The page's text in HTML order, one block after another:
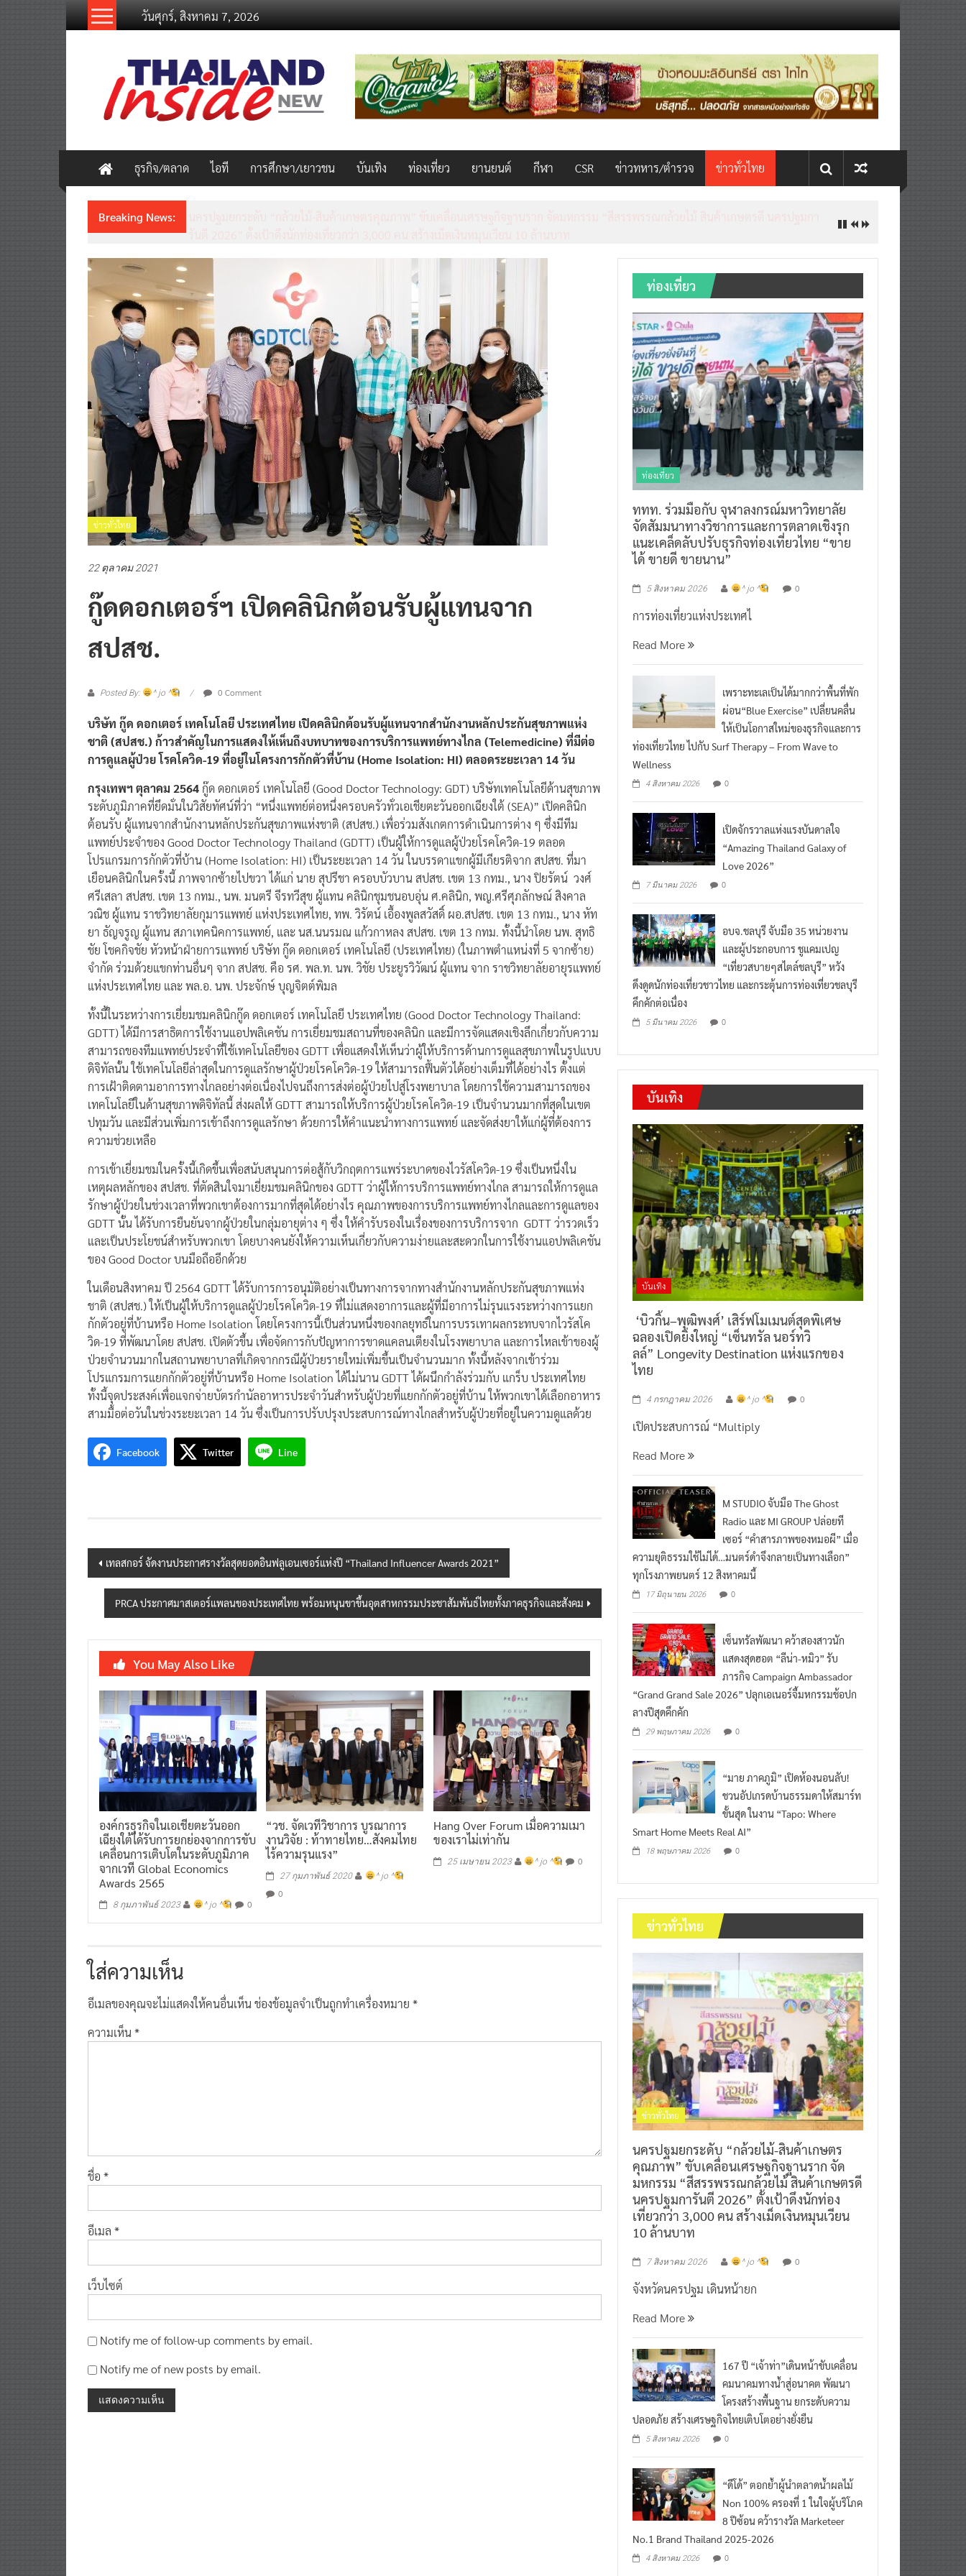
วันศุกร์, สิงหาคม 7, 2026
thailandinsidenew.com
Thailand
Inside
New
ธุรกิจ/ตลาด ไอที การศึกษา/เยาวชน บันเทิง ท่องเที่ยว ยานยนต์ กีฬา CSR ข่าวทหาร/ตำรวจ ข่าวทั่วไทย
Breaking News:
ข่าวทั่วไทย
กู๊ดดอกเตอร์ฯ เปิดคลินิกต้อนรับผู้แทนจาก
สปสช.
บริษัท กู๊ด ดอกเตอร์ เทคโนโลยี ประเทศไทย เปิดคลินิกต้อนรับผู้แทนจากสำนักงานหลักประกันสุขภาพแห่ง
ชาติ (สปสช.)ก้าวสำคัญในการแสดงให้เห็นถึงบทบาทของการบริการแพทย์ทางไกล (Telemedicine) ที่มีต่อ
การดูแลผู้ป่วย โรคโควิด-19 ที่อยู่ในโครงการกักตัวที่บ้าน (Home Isolation: HI) ตลอดระยะเวลา 14 วัน
กู๊ด ดอกเตอร์ เทคโนโลยี (Good Doctor Technology: GDT) บริษัทเทคโนโลยีด้านสุขภาพ
ระดับภูมิภาคที่ยึดมั่นในวิสัยทัศน์ที่ว่า “หนึ่งแพทย์ต่อหนึ่งครอบครัวทั่วเอเชียตะวันออกเฉียงใต้ (SEA)” เปิดคลินิก
ต้อนรับ ผู้แทนจากสำนักงานหลักประกันสุขภาพแห่งชาติ (สปสช.) เพื่อร่วมสังเกตการดำเนินการต่าง ๆ ซึ่งมีทีม
แพทย์ประจำของ Good Doctor Technology Thailand (GDTT) เป็นผู้ให้การดูแลผู้ป่วยโรคโควิด-19 ตลอด
โปรแกรมการกักตัวที่บ้าน (Home Isolation: HI) เป็นระยะเวลา 14 วัน ในบรรดาแขกผู้มีเกียรติจาก สปสช. ที่มา
เยือนคลินิกในครั้งนี้ ภาพจากซ้ายไปขวา ได้แก่ นาย สุปรีชา ครอบบัวบาน สปสช. เขต 13 กทม., นาง ปิยรัตน์ วงศ์
ศรีเสลา สปสช. เขต 13 กทม., นพ. มนตรี จีรทวีสุข ผู้แทน คลินิกชุมชนอบอุ่น ศ.คลินิก, พญ.ศรีศุภลักษณ์ สิงคาล
วณิช ผู้แทน ราชวิทยาลัยกุมารแพทย์ แห่งประเทศไทย, ทพ. วิรัตน์ เอื้องพูลสวัสดิ์ ผอ.สปสช. เขต 13 กทม., นาง หัท
ยา ธัญจรูญ ผู้แทน สภาเทคนิคการแพทย์, และ นส.นนรมณ แก้วกาหลง สปสช. เขต 13 กทม. ทั้งนี้นำโดย นพ. สุทธิ
ชัย โชคกิจชัย หัวหน้าฝ่ายการแพทย์ บริษัท กู๊ด ดอกเตอร์ เทคโนโลยี (ประเทศไทย) (ในภาพตำแหน่งที่ 5 จากซ้าย)
จำกัด ร่วมด้วยแขกท่านอื่นๆ จาก สปสช. คือ รศ. พล.ท. นพ. วิชัย ประยูรวิวัฒน์ ผู้แทน จาก ราชวิทยาลัยอายุรแพทย์
แห่งประเทศไทย และ พล.อ. นพ. ประจักษ์ บุญจิตต์พิมล
ทั้งนี้ในระหว่างการเยี่ยมชมคลินิกกู๊ด ดอกเตอร์ เทคโนโลยี ประเทศไทย (Good Doctor Technology Thailand:
GDTT) ได้มีการสาธิตการใช้งานแอปพลิเคชัน การเยี่ยมชมสถานที่ของคลินิก และมีการจัดแสดงเชิงลึกเกี่ยวกับความ
สามารถของทีมแพทย์ประจำที่ใช้เทคโนโลยีของ GDTT เพื่อแสดงให้เห็นว่าผู้ให้บริการด้านการดูแลสุขภาพในรูปแบบ
ดิจิทัลนั้น ใช้เทคโนโลยีล่าสุดในการดูแลรักษาผู้ป่วยโรคโควิด-19 ให้สามารถฟื้นตัวได้อย่างเต็มที่ได้อย่างไร ตั้งแต่
การเฝ้าติดตามอาการทางไกลอย่างต่อเนื่องไปจนถึงการส่งต่อผู้ป่วยไปสู่โรงพยาบาล โดยการใช้ความสามารถของ
เทคโนโลยีในด้านสุขภาพดิจิทัลนี้ ส่งผลให้ GDTT สามารถให้บริการผู้ป่วยโรคโควิด-19 เป็นจำนวนมากที่สุดในเขต
ปทุมวัน และมีส่วนเพิ่มการเข้าถึงการดูแลรักษา ด้วยการให้คำแนะนำทางการแพทย์ และจัดส่งยาให้แก่ผู้ที่ต้องการ
ความช่วยเหลือ
การเข้าเยี่ยมชมในครั้งนี้เกิดขึ้นเพื่อสนับสนุนการต่อสู้กับวิกฤตการแพร่ระบาดของไวรัสโควิด-19 ซึ่งเป็นหนึ่งใน
เหตุผลหลักของ สปสช. ที่ตัดสินใจมาเยี่ยมชมคลินิกของ GDTT ว่าผู้ให้การบริการแพทย์ทางไกล สามารถให้การดูแล
รักษาผู้ป่วยในช่วงเวลาที่พวกเขาต้องการมากที่สุดได้อย่างไร คุณภาพของการบริการแพทย์ทางไกลและการดูแลของ
GDTT นั้น ได้รับการยืนยันจากผู้ป่วยในกลุ่มอายุต่าง ๆ ซึ่ง ให้คำรับรองในเรื่องของการบริการจาก GDTT ว่ารวดเร็ว
และเป็นประโยชน์สำหรับพวกเขา โดยบางคนยังให้ความเห็นเกี่ยวกับความง่ายและสะดวกในการใช้งานแอปพลิเคชัน
ของ Good Doctor บนมือถืออีกด้วย
ในเดือนสิงหาคม ปี 2564 GDTT ได้รับการการอนุมัติอย่างเป็นทางการจากทางสำนักงานหลักประกันสุขภาพแห่ง
ชาติ (สปสช.) ให้เป็นผู้ให้บริการดูแลผู้ป่วยโรคโควิด-19 ที่ไม่แสดงอาการและผู้ที่มีอาการไม่รุนแรงระหว่างการแยก
กักตัวอยู่ที่บ้านหรือ Home Isolation โดยโครงการนี้เป็นส่วนหนึ่งของกลยุทธ์ในการบรรเทาผลกระทบจากไวรัสโค
วิด-19 ที่พัฒนาโดย สปสช. เปิดตัวขึ้น เพื่อจัดการกับปัญหาการขาดแคลนเตียงในโรงพยาบาล และการไหลเข้าของผู้
ป่วยจำนวนมากในสถานพยาบาลที่เกิดจากกรณีผู้ป่วยรายใหม่เพิ่มขึ้นเป็นจำนวนมาก ทั้งนี้หลังจากเข้าร่วม
โปรแกรมการแยกกักตัวอยู่ที่บ้านหรือ Home Isolation ได้ไม่นาน GDTT ได้ผนึกกำลังร่วมกับ แกร็บ ประเทศไทย
ทั้งนี้จุดประสงค์เพื่อแจกจ่ายบัตรกำนัลอาหารประจำวันสำหรับผู้ป่วยที่แยกกักตัวอยู่ที่บ้าน ให้พวกเขาได้เลือกอาหาร
สามมื้อต่อวันในช่วงระยะเวลา 14 วัน ซึ่งเป็นการปรับปรุงประสบการณ์ทางไกลสำหรับผู้ป่วยที่อยู่ในความดูแลด้วย
Facebook Twitter Line
Post
navigation
เทลสกอร์ จัดงานประกาศรางวัลสุดยอดอินฟลูเอนเซอร์แห่งปี “Thailand Influencer Awards 2021”
PRCA ประกาศมาสเตอร์แพลนของประเทศไทย พร้อมหนุนขาขึ้นอุตสาหกรรมประชาสัมพันธ์ไทยทั้งภาคธุรกิจและสังคม
You May Also Like
องค์กรธุรกิจในเอเชียตะวันออก
เฉียงใต้ได้รับการยกย่องจากการขับ
เคลื่อนการเติบโตในระดับภูมิภาค
จากเวที Global Economics
Awards 2565
“วช. จัดเวทีวิชาการ บูรณาการ
งานวิจัย : ท้าทายไทย…สังคมไทย
ไร้ความรุนแรง”
27 กุมภาพันธ์ 2020
0
Hang Over Forum เมื่อความเมา
ของเราไม่เท่ากัน
ใส่ความเห็น
อีเมลของคุณจะไม่แสดงให้คนอื่นเห็น ช่องข้อมูลจำเป็นถูกทำเครื่องหมาย
ความเห็น
ชื่อ
เว็บไซต์
ท่องเที่ยว
ท่องเที่ยว
ททท. ร่วมมือกับ จุฬาลงกรณ์มหาวิทยาลัย
จัดสัมมนาทางวิชาการและการตลาดเชิงรุก
แนะเคล็ดลับปรับธุรกิจท่องเที่ยวไทย “ขาย
ได้ ขายดี ขายนาน”
การท่องเที่ยวแห่งประเทศไ
ผ่อน“Blue Exercise” เปลี่ยนคลื่น
ให้เป็นโอกาสใหม่ของธุรกิจและการ
ท่องเที่ยวไทย ไปกับ Surf Therapy – From Wave to
Wellness
“Amazing Thailand Galaxy of
Love 2026”
0
และผู้ประกอบการ ชูแคมเปญ
“เที่ยวสบายๆสไตล์ชลบุรี” หวัง
ดึงดูดนักท่องเที่ยวชาวไทย และกระตุ้นการท่องเที่ยวชลบุรี
คึกคักต่อเนื่อง
บันเทิง
บันเทิง
‘บิวกิ้น–พุฒิพงศ์’ เสิร์ฟโมเมนต์สุดพิเศษ
ฉลองเปิดยิ่งใหญ่ “เซ็นทรัล นอร์ทวิ
ลล์” Longevity Destination แห่งแรกของ
ไทย
เปิดประสบการณ์ “Multiply
Radio และ MI GROUP ปล่อยที
เซอร์ “คำสารภาพของหมอผี” เมื่อ
ความยุติธรรมใช้ไม่ได้…มนตร์ดำจึงกลายเป็นทางเลือก”
ทุกโรงภาพยนตร์ 12 สิงหาคมนี้
แสดงสุดฮอต “ลีน่า-หมิว” รับ
ภารกิจ Campaign Ambassador
“Grand Grand Sale 2026” ปลุกเอเนอร์จี้มหกรรมช้อปก
ลางปีสุดคึกคัก
29 พฤษภาคม 2026
ชวนอัปเกรดบ้านธรรมดาให้สมาร์ท
ขั้นสุด ในงาน “Tapo: Where
Smart Home Meets Real AI”
ข่าวทั่วไทย
ข่าวทั่วไทย
นครปฐมยกระดับ “กล้วยไม้-สินค้าเกษตร
คุณภาพ” ขับเคลื่อนเศรษฐกิจฐานราก จัด
มหกรรม “สีสรรพรรณกล้วยไม้ สินค้าเกษตรดี
นครปฐมการันตี 2026” ตั้งเป้าดึงนักท่อง
เที่ยวกว่า 3,000 คน สร้างเม็ดเงินหมุนเวียน
10 ล้านบาท
167 ปี “เจ้าท่า”เดินหน้าขับเคลื่อน
คมนาคมทางน้ำสู่อนาคต พัฒนา
โครงสร้างพื้นฐาน ยกระดับความ
ปลอดภัย สร้างเศรษฐกิจไทยเติบโตอย่างยั่งยืน
0
Non 100% ครองที่ 1 ในใจผู้บริโภค
8 ปีซ้อน คว้ารางวัล Marketeer
No.1 Brand Thailand 2025-2026
0